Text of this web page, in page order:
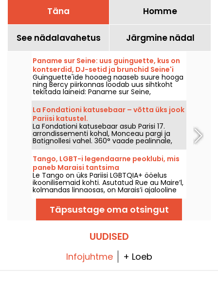
Täna Homme
See nädalavahetus Järgmine nädal
Paname sur Seine: uus guinguette, kus on
kontserdid, DJ-setid ja brunchid Seine'i
kallaste Bercy piirkonnas.
Guinguette'ide hooaeg naaseb suure hooga
ning Bercy piirkonnas loodab uus sihtkoht
tekitada laineid: Paname sur Seine,
välisõhuline paik koos DJ-set'ide, elavate
kontsertide, kultuuriliste sündmuste,
värskete õllete ja rõõmsate
pühapäevabrunchidega — avamine juba 13.
mai 2026.
La Fondationi katusebaar – võtta üks jook
Pariisi katustel.
La Fondationi katusebaar asub Parisi 17.
arrondissementi kohal, Monceau pargi ja
Batignollesi vahel. 360° vaade pealinnale,
tapas ja signatuurkokteilid – nüüd on aeg
üles tõusta, õhku võtta ja head aega
nautida.
Tango, LGBT-i legendaarne peoklubi, mis
paneb Maraisi tantsima
Le Tango on üks Pariisi LGBTQIA+ ööelus
ikoonilisemaid kohti. Asutatud Rue au Maire’l,
kolmandas linnaosas, on Marais’i ajalooline
tantsupaik läbi elanud ajastuid—
rahvatantsudest queer-kultuurini—enne kui
see taaselustati pärast sulgemist, mis oli
tema ustavate fännide jaoks murettekitav.
Täpsustage oma otsingut
UUDISED
Infojuhtme + Loeb